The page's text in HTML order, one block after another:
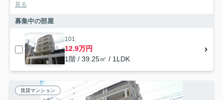
見る
募集中の部屋
101
12.9万円
1階 / 39.25㎡ / 1LDK
賃貸マンション